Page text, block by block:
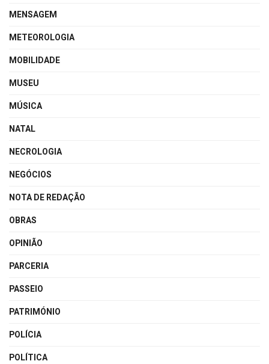
MENSAGEM
METEOROLOGIA
MOBILIDADE
MUSEU
MÚSICA
NATAL
NECROLOGIA
NEGÓCIOS
NOTA DE REDAÇÃO
OBRAS
OPINIÃO
PARCERIA
PASSEIO
PATRIMÓNIO
POLÍCIA
POLÍTICA